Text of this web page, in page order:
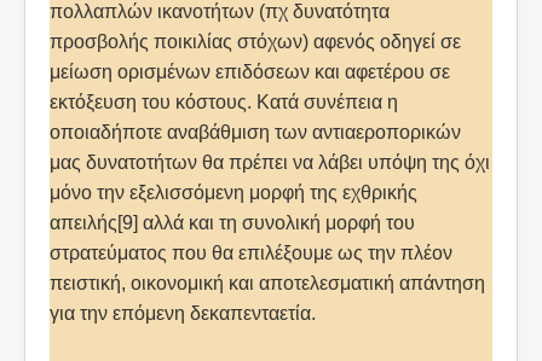
πολλαπλών ικανοτήτων (πχ δυνατότητα
προσβολής ποικιλίας στόχων) αφενός οδηγεί σε
μείωση ορισμένων επιδόσεων και αφετέρου σε
εκτόξευση του κόστους. Κατά συνέπεια η
οποιαδήποτε αναβάθμιση των αντιαεροπορικών
μας δυνατοτήτων θα πρέπει να λάβει υπόψη της όχι
μόνο την εξελισσόμενη μορφή της εχθρικής
απειλής[9] αλλά και τη συνολική μορφή του
στρατεύματος που θα επιλέξουμε ως την πλέον
πειστική, οικονομική και αποτελεσματική απάντηση
για την επόμενη δεκαπενταετία.